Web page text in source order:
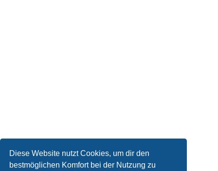
Diese Website nutzt Cookies, um dir den
bestmöglichen Komfort bei der Nutzung zu